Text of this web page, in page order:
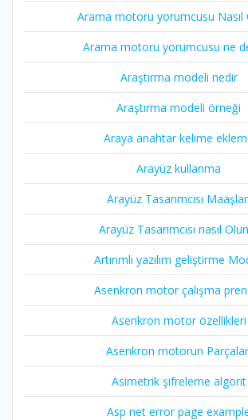
Arama motoru yorumcusu Nasıl
Arama motoru yorumcusu ne
Araştırma modeli nedir
Araştırma modeli örneği
Araya anahtar kelime
Arayüz kullanma
Arayüz Tasarımcısı
Arayüz Tasarımcısı nasıl
Artırımlı yazılım geliştirme
Asenkron motor çalışma
Asenkron motor özellikleri
Asenkron motorun
Asimetrik şifreleme algorit
Asp net error page